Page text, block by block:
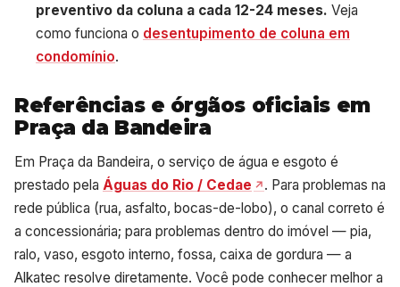
preventivo da coluna a cada 12-24 meses. Veja
como funciona o desentupimento de coluna em
condomínio.
Referências e órgãos oficiais em
Praça da Bandeira
Em Praça da Bandeira, o serviço de água e esgoto é
prestado pela Águas do Rio / Cedae
. Para problemas na
rede pública (rua, asfalto, bocas-de-lobo), o canal correto é
a concessionária; para problemas dentro do imóvel — pia,
ralo, vaso, esgoto interno, fossa, caixa de gordura — a
Alkatec resolve diretamente. Você pode conhecer melhor a